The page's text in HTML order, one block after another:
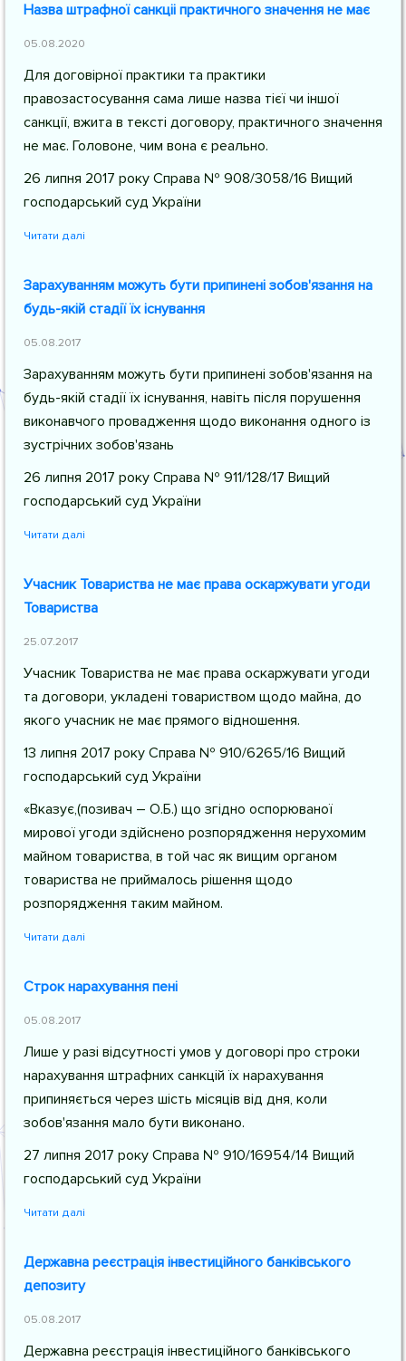
Назва штрафної санкціі практичного значення не має
05.08.2020
Для договірної практики та практики
правозастосування сама лише назва тієї чи іншої
санкції, вжита в тексті договору, практичного значення
не має. Головоне, чим вона є реально.
26 липня 2017 року Справа № 908/3058/16 Вищий
господарський суд України
Читати далі
Зарахуванням можуть бути припинені зобов'язання на
будь-якій стадії їх існування
05.08.2017
Зарахуванням можуть бути припинені зобов'язання на
будь-якій стадії їх існування, навіть після порушення
виконавчого провадження щодо виконання одного із
зустрічних зобов'язань
26 липня 2017 року Справа № 911/128/17 Вищий
господарський суд України
Читати далі
Учасник Товариства не має права оскаржувати угоди
Товариства
25.07.2017
Учасник Товариства не має права оскаржувати угоди
та договори, укладені товариством щодо майна, до
якого учасник не має прямого відношення.
13 липня 2017 року Справа № 910/6265/16 Вищий
господарський суд України
«Вказує,(позивач – О.Б.) що згідно оспорюваної
мирової угоди здійснено розпорядження нерухомим
майном товариства, в той час як вищим органом
товариства не приймалось рішення щодо
розпорядження таким майном.
Читати далі
Строк нарахування пені
05.08.2017
Лише у разі відсутності умов у договорі про строки
нарахування штрафних санкцій їх нарахування
припиняється через шість місяців від дня, коли
зобов'язання мало бути виконано.
27 липня 2017 року Справа № 910/16954/14 Вищий
господарський суд України
Читати далі
Державна реєстрація інвестиційного банківського
депозиту
05.08.2017
Державна реєстрація інвестиційного банківського